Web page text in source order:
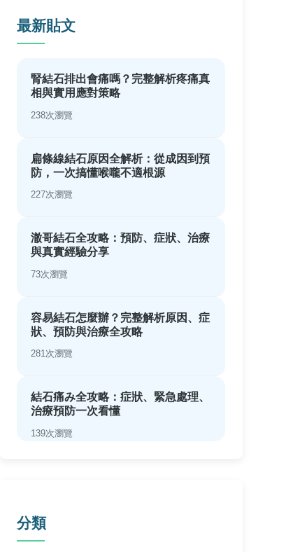
最新貼文
腎結石排出會痛嗎？完整解析疼痛真
相與實用應對策略
238次瀏覽
扁條線結石原因全解析：從成因到預
防，一次搞懂喉嚨不適根源
227次瀏覽
澈哥結石全攻略：預防、症狀、治療
與真實經驗分享
73次瀏覽
容易結石怎麼辦？完整解析原因、症
狀、預防與治療全攻略
281次瀏覽
結石痛み全攻略：症狀、緊急處理、
治療預防一次看懂
139次瀏覽
分類